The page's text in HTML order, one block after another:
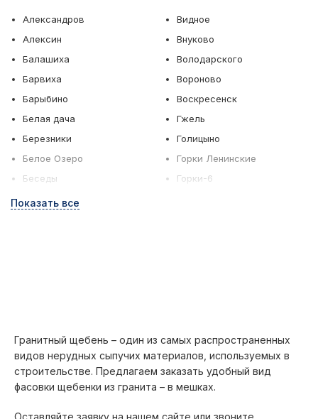
Александров
Алексин
Балашиха
Барвиха
Барыбино
Белая дача
Березники
Белое Озеро
Беседы
Видное
Внуково
Володарского
Вороново
Воскресенск
Гжель
Голицыно
Горки Ленинские
Горки-6
Дорохово
Дубна
Егорьевск
Железнодорожный
Киржач
Климовск
Клин
Коломна
Показать все
Гранитный щебень – один из самых распространенных
видов нерудных сыпучих материалов, используемых в
строительстве. Предлагаем заказать удобный вид
фасовки щебенки из гранита – в мешках.
Оставляйте заявку на нашем сайте или звоните